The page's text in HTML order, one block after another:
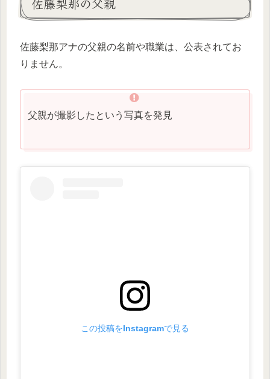
佐藤梨那アナの父親の名前や職業は、公表されてお
りません。
父親が撮影したという写真を発見
この投稿をInstagramで見る